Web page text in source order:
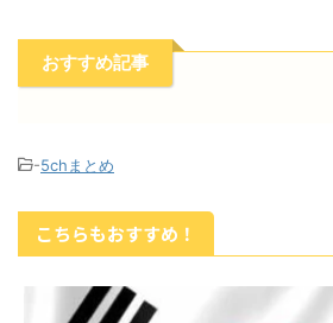
おすすめ記事
-5chまとめ
こちらもおすすめ！